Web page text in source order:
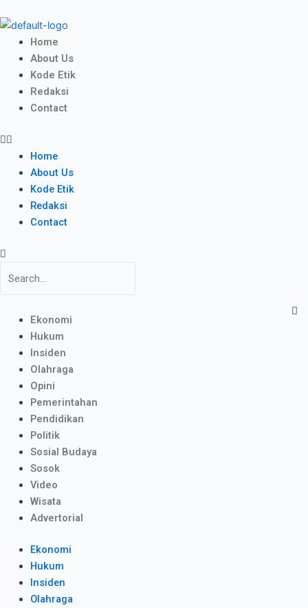
to
contentHome
About Us
Kode Etik
Redaksi
Contact
Menu
Home
About Us
Kode Etik
Redaksi
Contact
Ekonomi
Hukum
Insiden
Olahraga
Opini
Pemerintahan
Pendidikan
Politik
Sosial Budaya
Sosok
Video
Wisata
Advertorial
Ekonomi
Hukum
Insiden
Olahraga